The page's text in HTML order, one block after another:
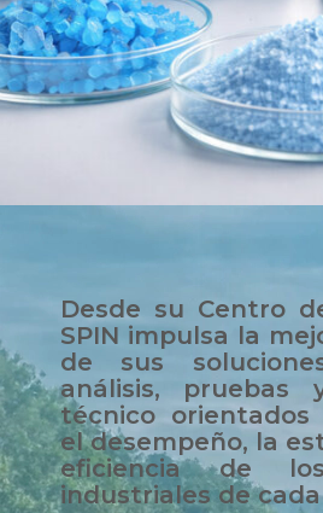
Desde su Centro
SPIN impulsa la
de sus
análisis, pruebas
técnico
el desempeño, la
eficiencia de
industriales de